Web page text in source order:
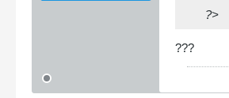
?>
???